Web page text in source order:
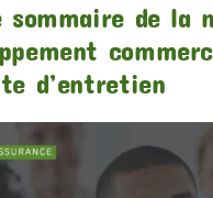
sommaire de la
d’entretien